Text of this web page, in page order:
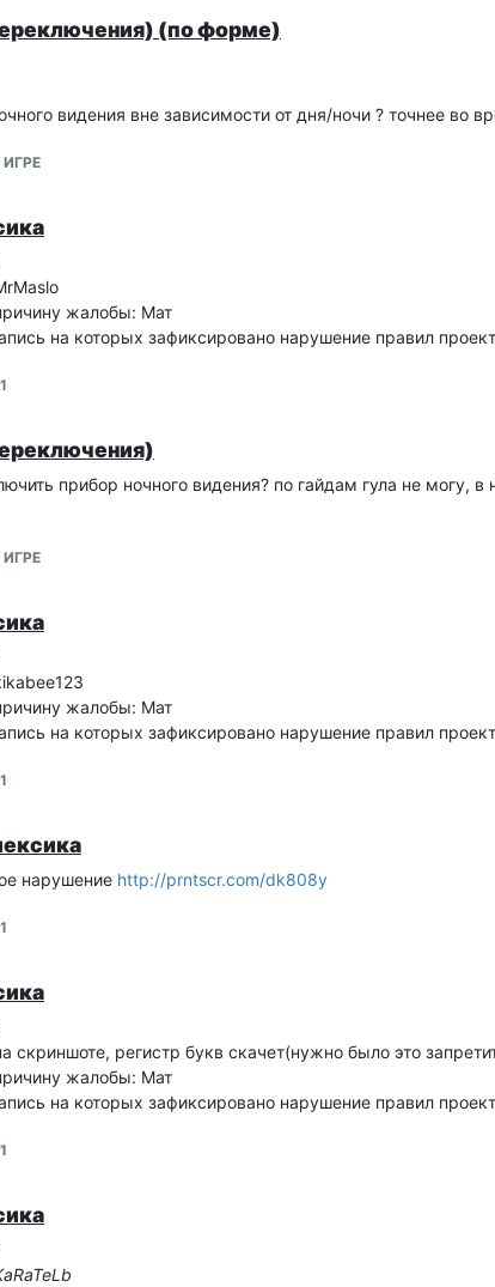
(по форме)
видения вне зависимости от дня/ночи ? точнее во
жалобы: Мат
на которых зафиксировано нарушение правил
прибор ночного видения? по гайдам гула не могу,
жалобы: Мат
на которых зафиксировано нарушение правил
нарушение http://prntscr.com/dk808y
скриншоте, регистр букв скачет(нужно было это
жалобы: Мат
на которых зафиксировано нарушение правил